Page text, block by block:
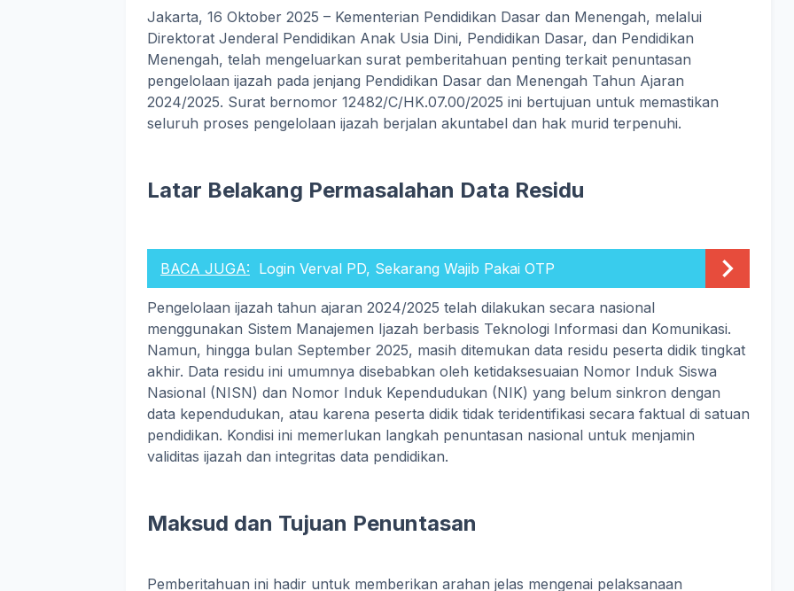
Jakarta, 16 Oktober 2025 – Kementerian Pendidikan Dasar dan Menengah, melalui
Direktorat Jenderal Pendidikan Anak Usia Dini, Pendidikan Dasar, dan Pendidikan
Menengah, telah mengeluarkan surat pemberitahuan penting terkait penuntasan
pengelolaan ijazah pada jenjang Pendidikan Dasar dan Menengah Tahun Ajaran
2024/2025. Surat bernomor 12482/C/HK.07.00/2025 ini bertujuan untuk memastikan
seluruh proses pengelolaan ijazah berjalan akuntabel dan hak murid terpenuhi.
Latar Belakang Permasalahan Data Residu
BACA JUGA: Login Verval PD, Sekarang Wajib Pakai OTP
Pengelolaan ijazah tahun ajaran 2024/2025 telah dilakukan secara nasional
menggunakan Sistem Manajemen Ijazah berbasis Teknologi Informasi dan Komunikasi.
Namun, hingga bulan September 2025, masih ditemukan data residu peserta didik tingkat
akhir. Data residu ini umumnya disebabkan oleh ketidaksesuaian Nomor Induk Siswa
Nasional (NISN) dan Nomor Induk Kependudukan (NIK) yang belum sinkron dengan
data kependudukan, atau karena peserta didik tidak teridentifikasi secara faktual di satuan
pendidikan. Kondisi ini memerlukan langkah penuntasan nasional untuk menjamin
validitas ijazah dan integritas data pendidikan.
Maksud dan Tujuan Penuntasan
Pemberitahuan ini hadir untuk memberikan arahan jelas mengenai pelaksanaan